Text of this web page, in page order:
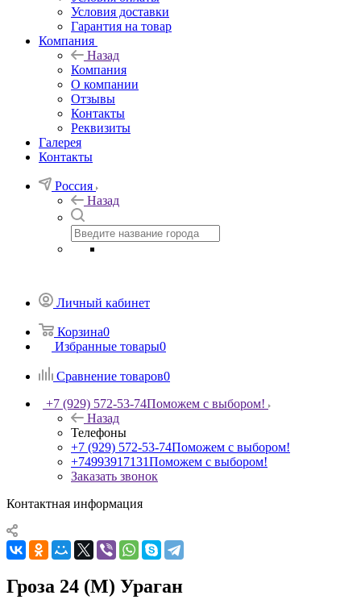
Условия доставки
Гарантия на товар
Компания
Назад
Компания
О компании
Отзывы
Контакты
Реквизиты
Галерея
Контакты
Россия
Назад
Личный кабинет
Корзина0
Избранные товары0
Сравнение товаров0
+7 (929) 572-53-74Поможем с выбором!
Назад
Телефоны
+7 (929) 572-53-74Поможем с выбором!
+74993917131Поможем с выбором!
Заказать звонок
Контактная информация
Гроза 24 (М) Ураган